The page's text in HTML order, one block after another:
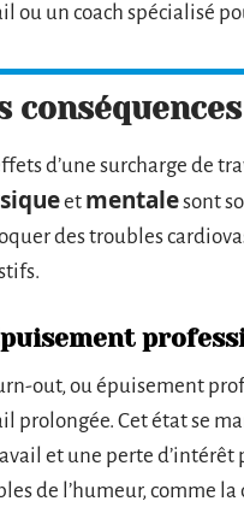
ou un coach spécialisé
d’une surcharge de
et mentalesont
des troubles
out, ou épuisement
prolongée. Cet état se
et une perte d’intérêt
de l’humeur, comme la